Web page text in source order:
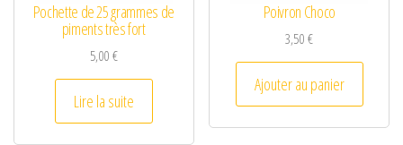
Pochette de 25 grammes de
piments très fort
5,00€
Lire la suite
Poivron Choco
3,50€
Ajouter au panier